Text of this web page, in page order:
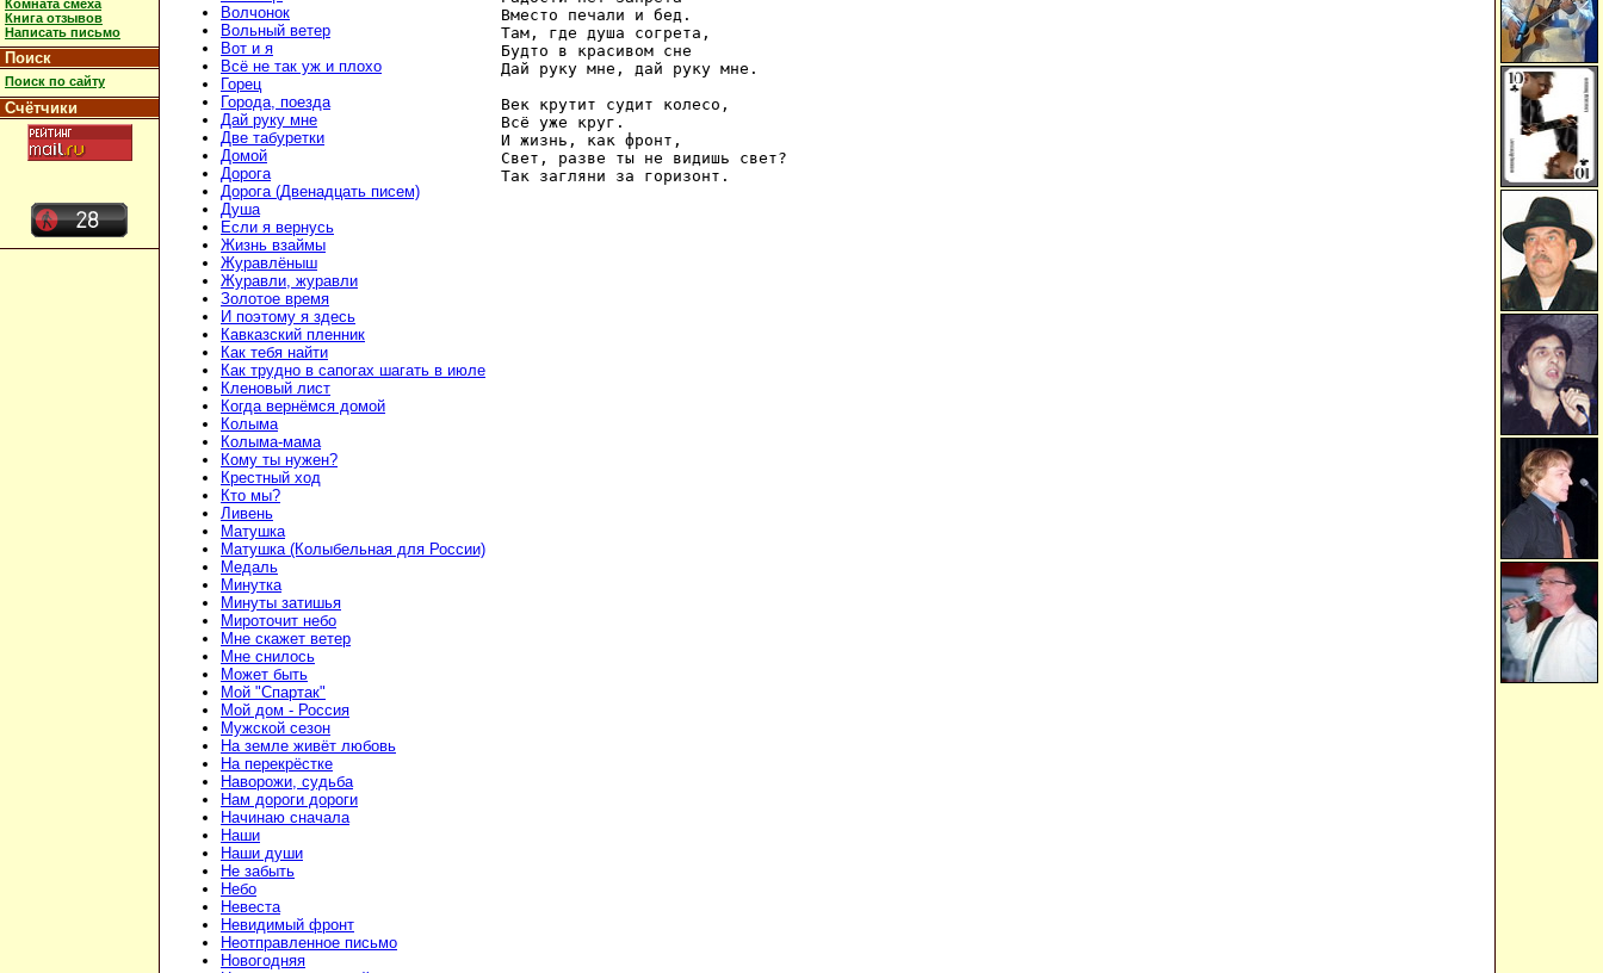
Комната смеха
Книга отзывов
Написать письмо
Поиск
Поиск по сайту
Счётчики
Волчонок
Вольный ветер
Вот и я
Всё не так уж и плохо
Горец
Города, поезда
Дай руку мне
Две табуретки
Домой
Дорога
Дорога (Двенадцать писем)
Душа
Если я вернусь
Жизнь взаймы
Журавлёныш
Журавли, журавли
Золотое время
И поэтому я здесь
Кавказский пленник
Как тебя найти
Как трудно в сапогах шагать в июле
Кленовый лист
Когда вернёмся домой
Колыма
Колыма-мама
Кому ты нужен?
Крестный ход
Кто мы?
Ливень
Матушка
Матушка (Колыбельная для России)
Медаль
Минутка
Минуты затишья
Мироточит небо
Мне скажет ветер
Мне снилось
Может быть
Мой "Спартак"
Мой дом - Россия
Мужской сезон
На земле живёт любовь
На перекрёстке
Наворожи, судьба
Нам дороги дороги
Начинаю сначала
Наши
Наши души
Не забыть
Небо
Невеста
Невидимый фронт
Неотправленное письмо
Новогодняя
Вместо печали и бед.
Там, где душа согрета,
Будто в красивом сне
Дай руку мне, дай руку мне.
Век крутит судит колесо,
Всё уже круг.
И жизнь, как фронт,
Свет, разве ты не видишь свет?